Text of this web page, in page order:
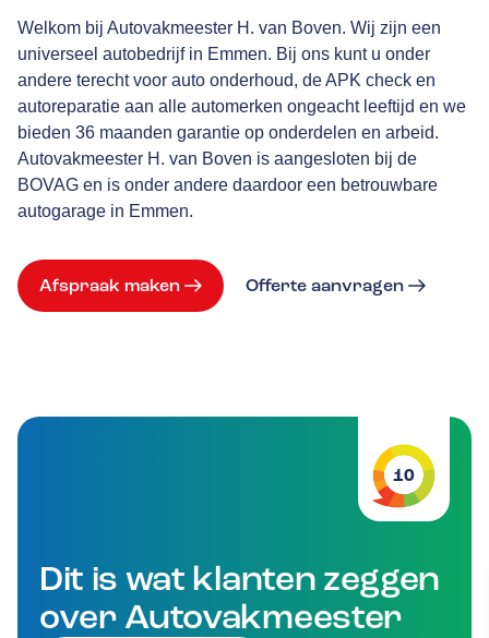
Welkom bij Autovakmeester H. van Boven. Wij zijn een
universeel autobedrijf in Emmen. Bij ons kunt u onder
andere terecht voor auto onderhoud, de APK check en
autoreparatie aan alle automerken ongeacht leeftijd en we
bieden 36 maanden garantie op onderdelen en arbeid.
Autovakmeester H. van Boven is aangesloten bij de
BOVAG en is onder andere daardoor een betrouwbare
autogarage in Emmen.
Afspraak maken Offerte aanvragen
10
Dit is wat klanten zeggen
over Autovakmeester